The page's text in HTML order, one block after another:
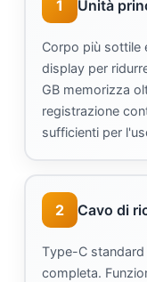
1 Unità
Corpo più sottile
display per
GB memorizza
registrazione
sufficienti per
2 Cavo di
Type-C standard
completa.